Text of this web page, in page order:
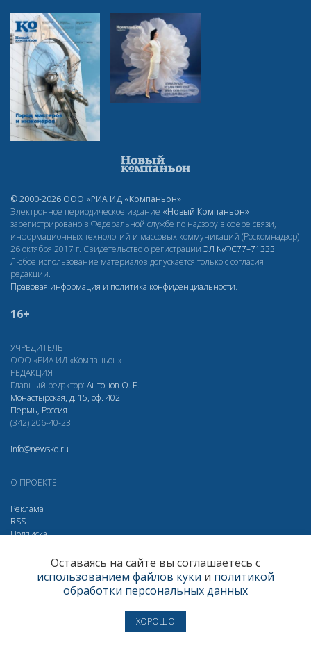
© 2000-2026 ООО «РИА ИД «Компаньон»
Электронное периодическое издание «Новый Компаньон»
зарегистрировано в Федеральной службе по надзору в сфере связи,
информационных технологий и массовых коммуникаций (Роскомнадзор)
26 октября 2017 г. Свидетельство о регистрации ЭЛ №ФС77–71333
Любое использование материалов допускается только с согласия
редакции.
Правовая информация и политика конфиденциальности.
16+
УЧРЕДИТЕЛЬ
ООО «РИА ИД «Компаньон»
РЕДАКЦИЯ
Главный редактор: Антонов О. Е.
Монастырская, д. 15, оф. 402
Пермь, Россия
(342) 206-40-23
info@newsko.ru
О ПРОЕКТЕ
Реклама
RSS
Подписка
Одноклассники
Яндекс.Метрика за 30 дней
301410
Оставаясь на сайте вы соглашаетесь с
использованием файлов куки и политикой
обработки персональных данных
ХОРОШО